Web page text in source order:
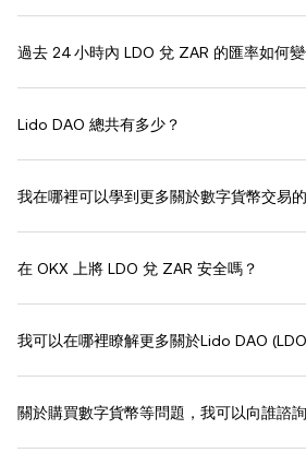
過去 24 小時內 LDO 兌 ZAR 的匯率如何變
Lido DAO 總共有多少？
我在哪裡可以學到更多關於數字貨幣交易
在 OKX 上將 LDO 兌 ZAR 安全嗎？
我可以在哪裡瞭解更多關於Lido DAO
關於購買數字貨幣等問題，我可以向誰諮